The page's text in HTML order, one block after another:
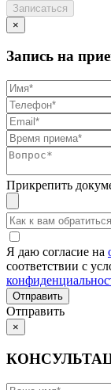
×
Запись на
Прикрепить
Я даю согласие на
соответствии с
Отправить
×